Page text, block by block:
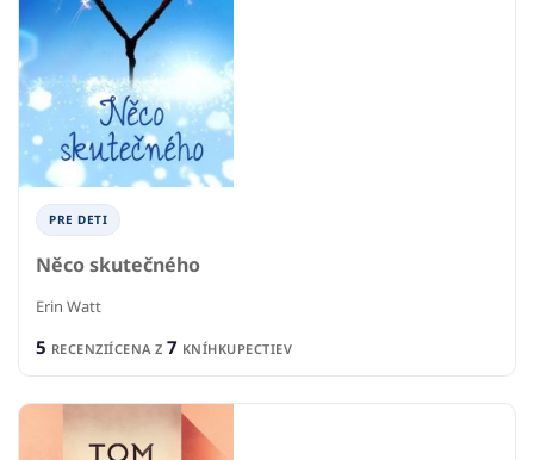
PRE DETI
Něco skutečného
Erin Watt
5 RECENZIÍCENA Z 7 KNÍHKUPECTIEV